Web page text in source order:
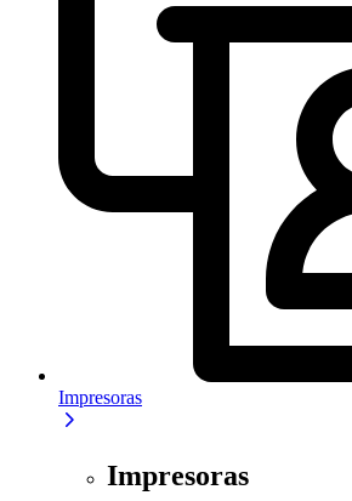
Impresoras
Impresoras